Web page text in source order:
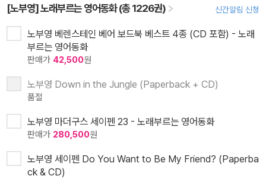
[노부영] 노래부르는 영어동화 (총 1226권) 신간알림 신청
노부영 베렌스테인 베어 보드북 베스트 4종 (CD 포함) - 노래
부르는 영어동화
판매가 42,500원
노부영 Down in the Jungle (Paperback + CD)
품절
노부영 마더구스 세이펜 23 - 노래부르는 영어동화
판매가 280,500원
노부영 세이펜 Do You Want to Be My Friend? (Paperba
ck & CD)